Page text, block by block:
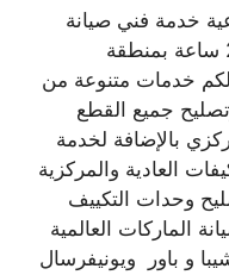
خدمة فني صيانة
تكييف مركزي هندي باكستاني 24 ساعة بمنطقة
لكم خدمات متنوعة من
جميع القطع
بالإضافة لخدمة
العادية والمركزية
وحدات التكييف
الماركات العالمية
و باور ويونيفرسال